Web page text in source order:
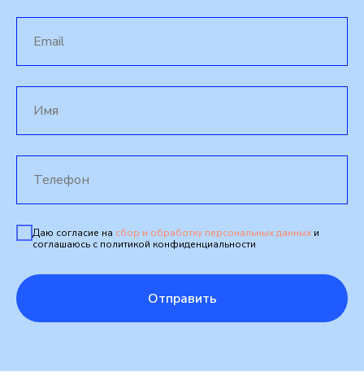
Даю согласие на сбор и обработку персональных данных и
соглашаюсь с политикой конфиденциальности
Отправить